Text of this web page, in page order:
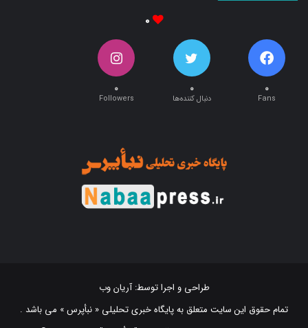
۰
۰
Fans
۰
دنبال کننده‌ها
۰
Followers
طراحی و اجرا توسط:آریان وب
تمام حقوق این سایت متعلق به پایگاه خبری تحلیلی « نبأپرس » می باشد .